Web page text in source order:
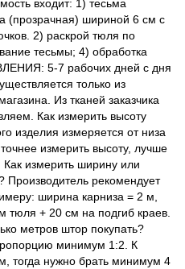
входит: 1) тесьма
(прозрачная) шириной 6 см с
2) раскрой тюля по
тесьмы; 4) обработка
5-7 рабочих дней с дня
только из
Из тканей заказчика
Как измерить высоту
изделия измеряется от низа
измерить высоту, лучше
Как измерить ширину или
Производитель рекомендует
ширина карниза = 2 м,
тюля + 20 см на подгиб краев.
метров штор покупать?
минимум 1:2. К
тогда нужно брать минимум 4